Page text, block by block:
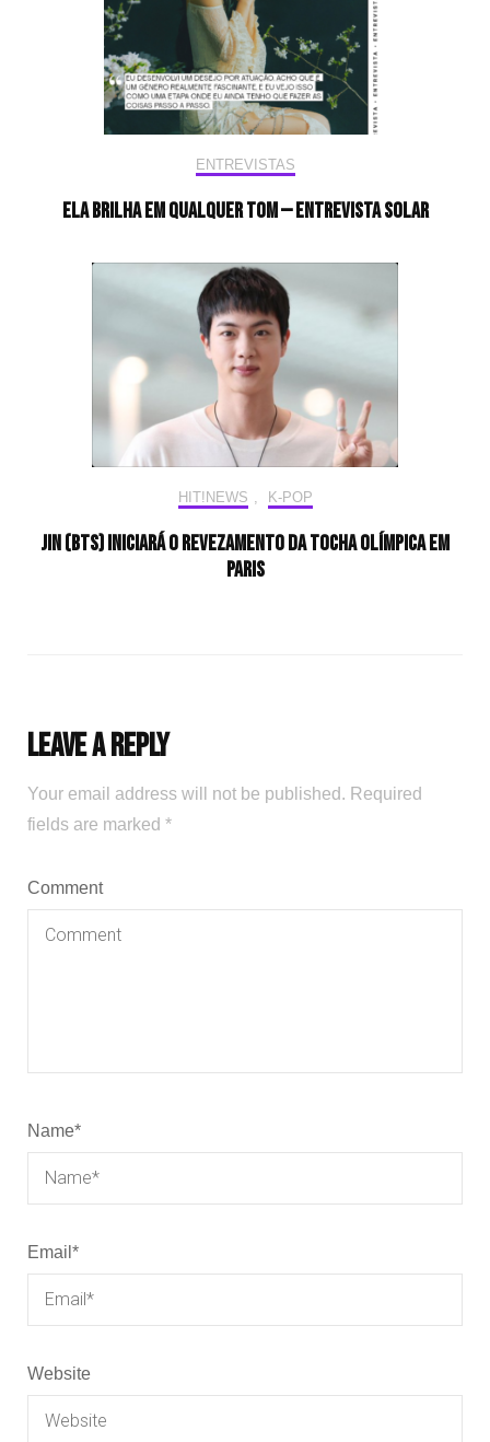
ENTREVISTAS
Ela brilha em qualquer tom — Entrevista Solar
HIT!NEWS K-POP
Jin (BTS) iniciará o revezamento da tocha olímpica em
Paris
Leave a Reply
Your email address will not be published. Required
fields are marked *
Comment
Name*
Email *
Website